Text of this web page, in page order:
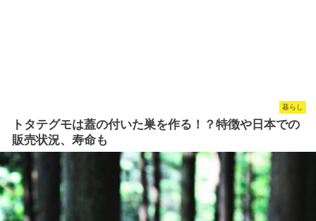
暮らし
トタテグモは蓋の付いた巣を作る！？特徴や日本での
販売状況、寿命も